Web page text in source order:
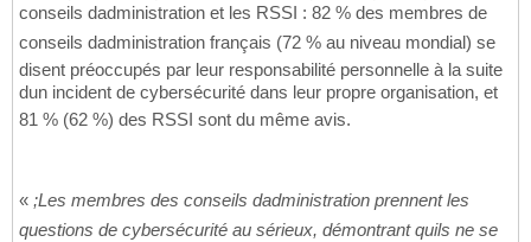
conseils dadministration et les RSSI : 82 % des membres de
conseils dadministration français (72 % au niveau mondial) se
disent préoccupés par leur responsabilité personnelle à la suite
dun incident de cybersécurité dans leur propre organisation, et
81 % (62 %) des RSSI sont du même avis.
« ;Les membres des conseils dadministration prennent les
questions de cybersécurité au sérieux, démontrant quils ne se